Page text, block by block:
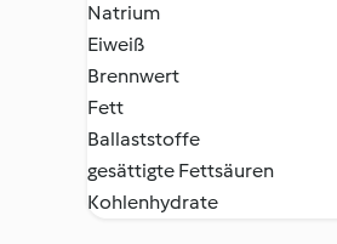
Natrium
Eiweiß
Brennwert
Fett
Ballaststoffe
gesättigte Fettsäuren
Kohlenhydrate